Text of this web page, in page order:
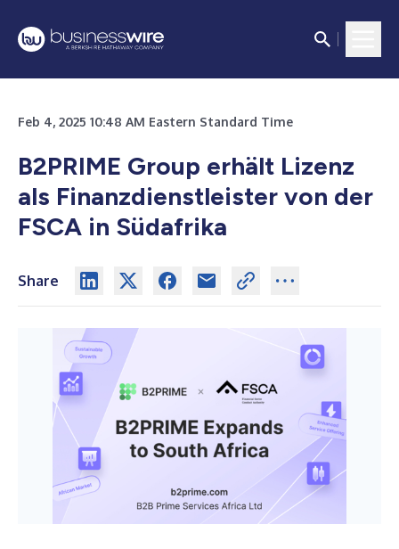
Feb 4, 2025 10:48 AM Eastern Standard Time
B2PRIME Group erhält Lizenz
als Finanzdienstleister von der
FSCA in Südafrika
Share